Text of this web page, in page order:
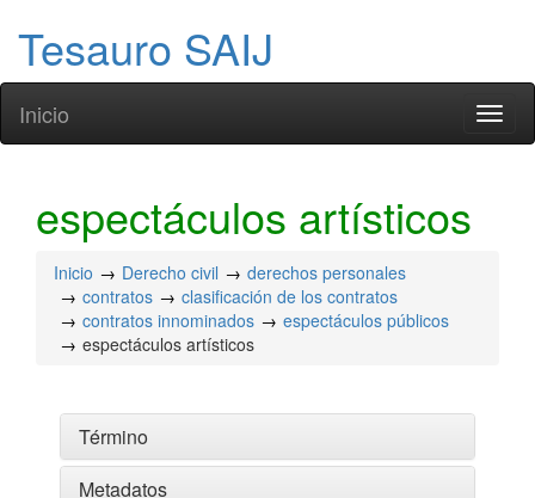
Tesauro SAIJ
Inicio
espectáculos artísticos
Inicio Derecho civil
derechos personales
contratos
clasificación de los contratos
contratos innominados
espectáculos públicos
espectáculos artísticos
Término
Metadatos